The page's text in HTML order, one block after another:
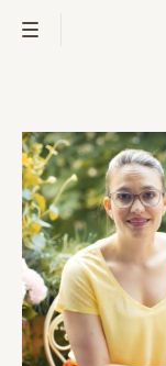
Bio-Thek